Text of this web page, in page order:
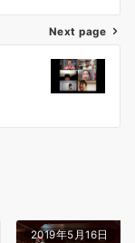
Next page
2019年5月16日